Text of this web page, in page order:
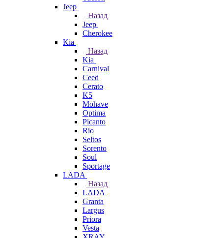
Jeep
Назад
Jeep
Cherokee
Kia
Назад
Kia
Carnival
Ceed
Cerato
K5
Mohave
Optima
Picanto
Rio
Seltos
Sorento
Soul
Sportage
LADA
Назад
LADA
Granta
Largus
Priora
Vesta